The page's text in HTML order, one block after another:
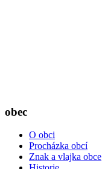
obec
O obci
Procházka obcí
Znak a vlajka obce